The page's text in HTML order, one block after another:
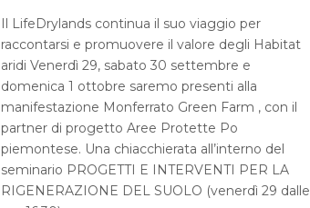
Il LifeDrylands continua il suo viaggio per
raccontarsi e promuovere il valore degli Habitat
aridi Venerdì 29, sabato 30 settembre e
domenica 1 ottobre saremo presenti alla
manifestazione Monferrato Green Farm , con il
partner di progetto Aree Protette Po
piemontese. Una chiacchierata all’interno del
seminario PROGETTI E INTERVENTI PER LA
RIGENERAZIONE DEL SUOLO (venerdì 29 dalle